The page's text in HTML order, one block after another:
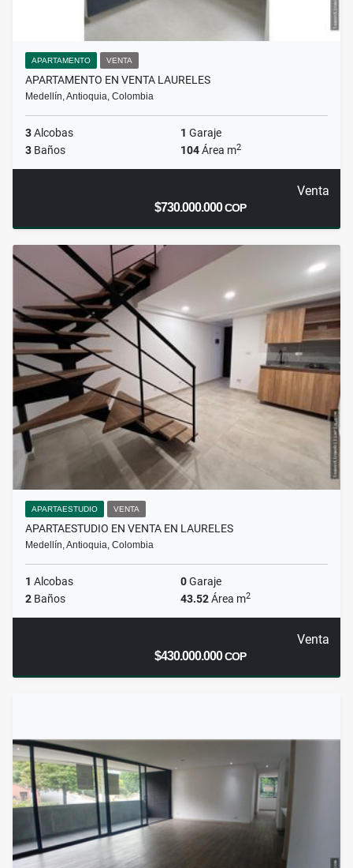
APARTAMENTO VENTA
APARTAMENTO EN VENTA LAURELES
Medellín, Antioquia, Colombia
3Alcobas 1 Garaje
3 Baños 104Área m2
Venta
$730.000.000COP
APARTAESTUDIO VENTA
APARTAESTUDIO EN VENTA EN LAURELES
Medellín, Antioquia, Colombia
1 Alcobas 0Garaje
2 Baños 43.52Área m2
Venta
$430.000.000COP